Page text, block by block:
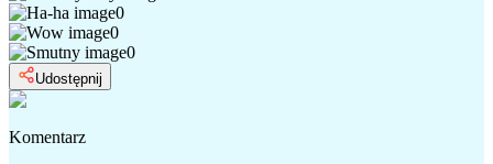
0
0
0
Udostępnij
Komentarz